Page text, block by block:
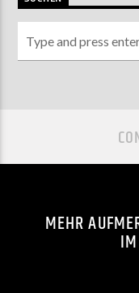
MEHR